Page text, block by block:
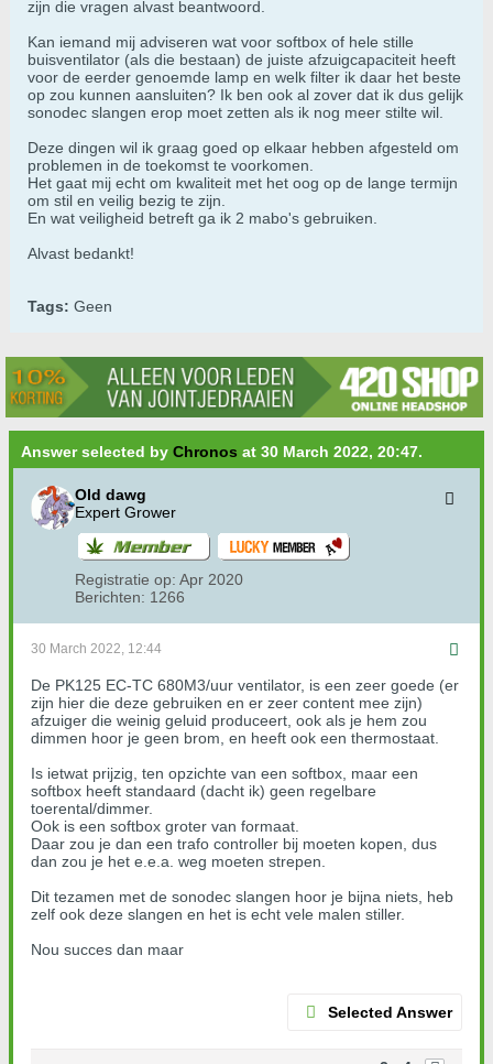
zijn die vragen alvast beantwoord.
Kan iemand mij adviseren wat voor softbox of hele stille
buisventilator (als die bestaan) de juiste afzuigcapaciteit heeft
voor de eerder genoemde lamp en welk filter ik daar het beste
op zou kunnen aansluiten? Ik ben ook al zover dat ik dus gelijk
sonodec slangen erop moet zetten als ik nog meer stilte wil.
Deze dingen wil ik graag goed op elkaar hebben afgesteld om
problemen in de toekomst te voorkomen.
Het gaat mij echt om kwaliteit met het oog op de lange termijn
om stil en veilig bezig te zijn.
En wat veiligheid betreft ga ik 2 mabo's gebruiken.
Alvast bedankt!
Tags: Geen
Answer selected by Chronos at 30 March 2022, 20:47.
Old dawg
Expert Grower
Registratie op: Apr 2020
Berichten: 1266
30 March 2022, 12:44
De PK125 EC-TC 680M3/uur ventilator, is een zeer goede (er
zijn hier die deze gebruiken en er zeer content mee zijn)
afzuiger die weinig geluid produceert, ook als je hem zou
dimmen hoor je geen brom, en heeft ook een thermostaat.
Is ietwat prijzig, ten opzichte van een softbox, maar een
softbox heeft standaard (dacht ik) geen regelbare
toerental/dimmer.
Ook is een softbox groter van formaat.
Daar zou je dan een trafo controller bij moeten kopen, dus
dan zou je het e.e.a. weg moeten strepen.
Dit tezamen met de sonodec slangen hoor je bijna niets, heb
zelf ook deze slangen en het is echt vele malen stiller.
Nou succes dan maar
Selected Answer